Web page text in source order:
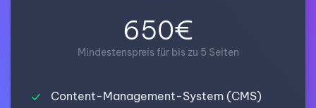
650€
Mindestenspreis für bis zu 5 Seiten
Content-Management-System (CMS)